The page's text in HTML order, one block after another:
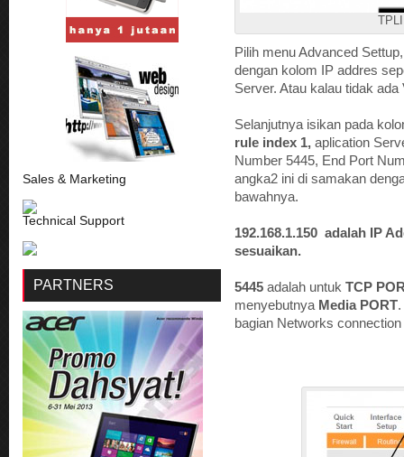
Pilih menu Advanced
dengan kolom IP addres
Server. Atau kalau tidak
Selanjutnya isikan pada
rule index 1, aplication
Number 5445, End Port
angka2 ini di samakan
bawahnya.
192.168.1.150 adalah IP
sesuaikan.
5445 adalah untuk TCP
menyebutnya Media PORT
bagian Networks
Sales & Marketing
Technical Support
PARTNERS